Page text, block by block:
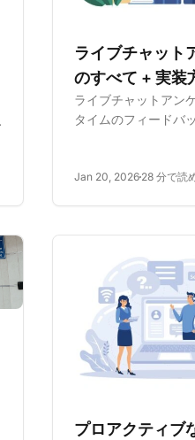
ライブチャット
のすべて + 実装
ライブチャットアン
タイムのフィードバ
類、メリット、実装
け、成功する統合の
Jan 20, 2026 28 分で読
プロアクティブ